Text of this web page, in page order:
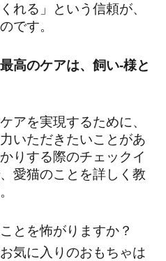
れる」という信頼が、
です。
高のケアは、飼い-様と
アを実現するために、
いただきたいことがあ
りする際のチェックイ
愛猫のことを詳しく教
とを怖がりますか？
気に入りのおもちゃは